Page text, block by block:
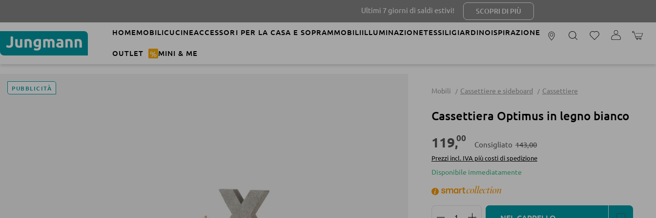
Ultimi 7 giorni di saldi estivi! SCOPRI DI PIÙ
HOMEMOBILICUCINEACCESSORI PER LA CASA E SOPRAMMOBILIILLUMINAZIONETESSILIGIARDINOISPIRAZIONE
OUTLET % MINI & ME
IL
PUBBLICITÀ Mobili Cassettiere e sideboard Cassettiere
Cassettiera Optimus in legno bianco
119,00
Consigliato 143,00
Prezzi incl. IVA più costi di spedizione
Disponibile immediatamente
Quantità del prodotto: inserisci la quantità